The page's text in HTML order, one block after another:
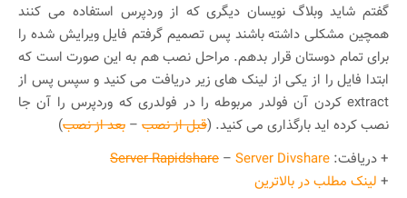
گفتم شاید وبلاگ نویسان دیگری که از وردپرس استفاده می کنند
همچین مشکلی داشته باشند پس تصمیم گرفتم فایل ویرایش شده را
برای تمام دوستان قرار بدهم. مراحل نصب هم به این صورت است که
ابتدا فایل را از یکی از لینک های زیر دریافت می کنید و سپس پس از
extract کردن آن فولدر مربوطه را در فولدری که وردپرس را آن جا
نصب کرده اید بارگذاری می کنید. (قبل از نصب – بعد از نصب)
+ دریافت:
Server Rapidshare – Server Divshare
+ لینک مطلب در بالاترین